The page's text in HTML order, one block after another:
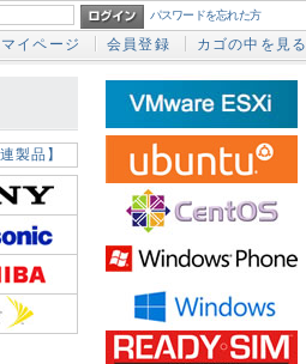
パスワードを忘れた方
マイページ 会員登録 カゴの中を見る
製品】